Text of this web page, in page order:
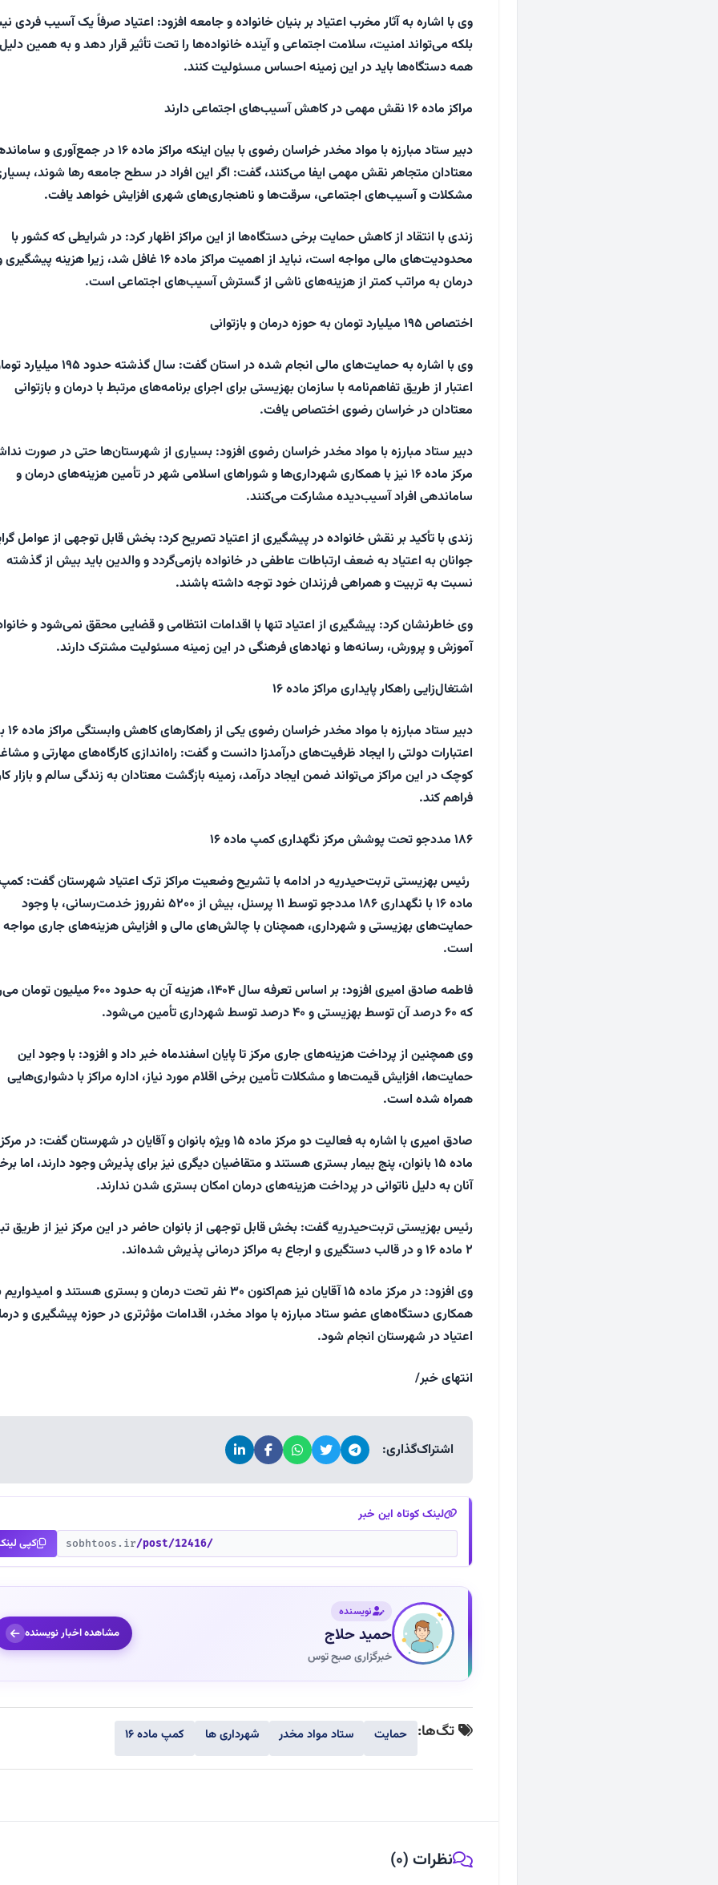
وی با اشاره به آثار مخرب اعتیاد بر بنیان خانواده و جامعه افزود: اعتیاد صرفاً یک آسیب فردی
بلکه می‌تواند امنیت، سلامت اجتماعی و آینده خانواده‌ها را تحت تأثیر قرار دهد و به همین دلیل
همه دستگاه‌ها باید در این زمینه احساس مسئولیت کنند.
مراکز ماده ۱۶ نقش مهمی در کاهش آسیب‌های اجتماعی دارند
دبیر ستاد مبارزه با مواد مخدر خراسان رضوی با بیان اینکه مراکز ماده ۱۶ در
معتادان متجاهر نقش مهمی ایفا می‌کنند، گفت: اگر این افراد در سطح جامعه رها شوند،
مشکلات و آسیب‌های اجتماعی، سرقت‌ها و ناهنجاری‌های شهری افزایش خواهد یافت.
زندی با انتقاد از کاهش حمایت برخی دستگاه‌ها از این مراکز اظهار کرد: در شرایطی که کشور با
محدودیت‌های مالی مواجه است، نباید از اهمیت مراکز ماده ۱۶ غافل شد، زیرا هزینه
درمان به مراتب کمتر از هزینه‌های ناشی از گسترش آسیب‌های اجتماعی است.
اختصاص ۱۹۵ میلیارد تومان به حوزه درمان و بازتوانی
وی با اشاره به حمایت‌های مالی انجام شده در استان گفت: سال گذشته حدود
اعتبار از طریق تفاهم‌نامه با سازمان بهزیستی برای اجرای برنامه‌های مرتبط با درمان و بازتوانی
معتادان در خراسان رضوی اختصاص یافت.
دبیر ستاد مبارزه با مواد مخدر خراسان رضوی افزود: بسیاری از شهرستان‌ها حتی در صورت
مرکز ماده ۱۶ نیز با همکاری شهرداری‌ها و شوراهای اسلامی شهر در تأمین هزینه‌های درمان و
ساماندهی افراد آسیب‌دیده مشارکت می‌کنند.
زندی با تأکید بر نقش خانواده در پیشگیری از اعتیاد تصریح کرد: بخش قابل توجهی از عوامل
جوانان به اعتیاد به ضعف ارتباطات عاطفی در خانواده بازمی‌گردد و والدین باید بیش از گذشته
نسبت به تربیت و همراهی فرزندان خود توجه داشته باشند.
وی خاطرنشان کرد: پیشگیری از اعتیاد تنها با اقدامات انتظامی و قضایی محقق نمی‌شود و
آموزش و پرورش، رسانه‌ها و نهادهای فرهنگی در این زمینه مسئولیت مشترک دارند.
اشتغال‌زایی راهکار پایداری مراکز ماده ۱۶
دبیر ستاد مبارزه با
اعتبارات دولتی را ایجاد ظرفیت‌های درآمدزا دانست و گفت: راه‌اندازی کارگاه‌های مهارتی و
کوچک در این مراکز می‌تواند ضمن ایجاد درآمد، زمینه بازگشت معتادان به زندگی سالم و بازار
فراهم کند.
۱۸۶ مددجو تحت پوشش مرکز نگهداری کمپ ماده ۱۶
رئیس بهزیستی تربت‌حیدریه در ادامه با تشریح وضعیت مراکز ترک اعتیاد شهرستان گفت:
ماده ۱۶ با نگهداری ۱۸۶ مددجو توسط ۱۱ پرسنل، بیش از ۵۲۰۰ نفرروز خدمت‌رسانی، با وجود
حمایت‌های بهزیستی و شهرداری، همچنان با چالش‌های مالی و افزایش هزینه‌های جاری مواجه
است.
فاطمه صادق امیری افزود: بر اساس تعرفه سال ۱۴۰۴، هزینه آن به حدود ۶۰۰
که ۶۰ درصد آن توسط بهزیستی و ۴۰ درصد توسط شهرداری تأمین می‌شود.
وی همچنین از پرداخت هزینه‌های جاری مرکز تا پایان اسفندماه خبر داد و افزود: با وجود این
حمایت‌ها، افزایش قیمت‌ها و مشکلات تأمین برخی اقلام مورد نیاز، اداره مراکز با دشواری‌هایی
همراه شده است.
صادق امیری با اشاره به فعالیت دو مرکز ماده ۱۵ ویژه بانوان و آقایان در شهرستان گفت: در مرکز
ماده ۱۵ بانوان، پنج بیمار بستری هستند و متقاضیان دیگری نیز برای پذیرش وجود دارند، اما
آنان به دلیل ناتوانی در پرداخت هزینه‌های درمان امکان بستری شدن ندارند.
رئیس بهزیستی تربت‌حیدریه گفت: بخش قابل توجهی از بانوان حاضر در این مرکز نیز از طریق
۲ ماده ۱۶ و در قالب دستگیری و ارجاع به مراکز درمانی پذیرش شده‌اند.
وی افزود: در مرکز ماده ۱۵ آقایان نیز هم‌اکنون ۳۰ نفر تحت درمان و بستری هستند و
همکاری دستگاه‌های عضو ستاد مبارزه با مواد مخدر، اقدامات مؤثرتری در حوزه پیشگیری و
اعتیاد در شهرستان انجام شود.
انتهای خبر/
اشتراک‌گذاری:
لینک کوتاه این خبر
sobhtoos.ir/post/12416/ کپی
نویسنده
حمید حلاج
خبرگزاری صبح توس
مشاهده اخبار نویسنده
تگ‌ها: حمایت ستاد مواد مخدر شهرداری ها کمپ ماده ۱۶
نظرات (0)